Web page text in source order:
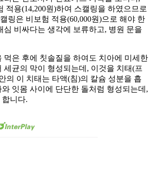
적용(14,200원)하여 스캘링을 하였으므로
링은 비보험 적용(60,000원)으로 해야 한
심 비싸다는 생각에 보류하고, 병원 문을
먹은 후에 칫솔질을 하여도 치아에 미세한
세균의 막이 형성되는데, 이것을 치태(프
의 이 치태는 타액(침)의 칼슘 성분을 흡
잇몸 사이에 단단한 돌처럼 형성되는데,
니다.